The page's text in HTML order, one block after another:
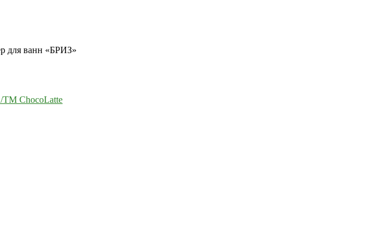
для ванн «БРИЗ»
TM ChocoLatte